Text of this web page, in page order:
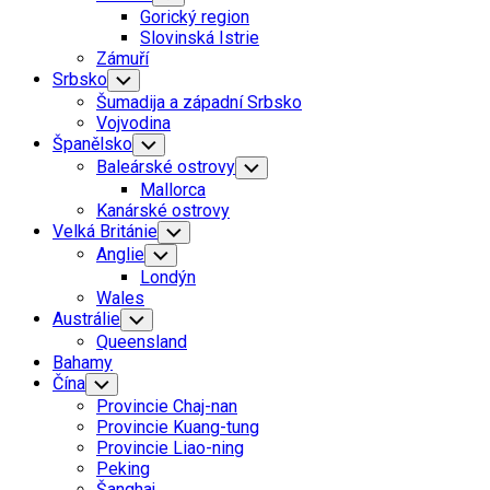
Child
Menu
Gorický region
Slovinská Istrie
Zámuří
Srbsko Toggle
Child
Menu
Šumadija a západní Srbsko
Vojvodina
Španělsko Toggle
Child
Menu
Baleárské ostrovy Toggle
Child
Mallorca
Kanárské ostrovy
Velká Británie Toggle
Child
Menu
Anglie Toggle
Child
Menu
Londýn
Wales
Austrálie Toggle
Child
Menu
Queensland
Bahamy
Čína Toggle
Child
Menu
Provincie Chaj-nan
Provincie Kuang-tung
Provincie Liao-ning
Peking